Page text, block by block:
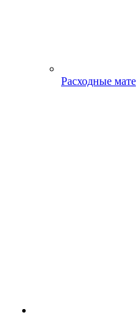
Расходные